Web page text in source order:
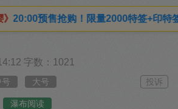
特签+印特签（四款印特随机发
字数：1021
号 大号 投诉
瀑布阅读